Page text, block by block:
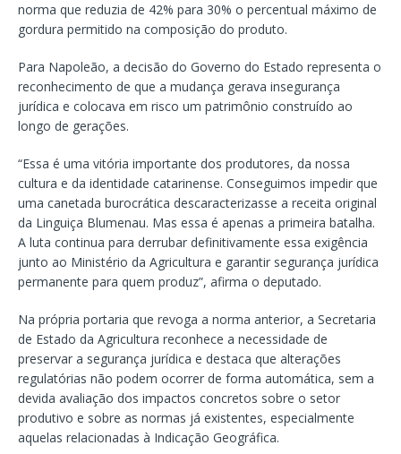
norma que reduzia de 42% para 30% o percentual máximo de
gordura permitido na composição do produto.
Para Napoleão, a decisão do Governo do Estado representa o
reconhecimento de que a mudança gerava insegurança
jurídica e colocava em risco um patrimônio construído ao
longo de gerações.
“Essa é uma vitória importante dos produtores, da nossa
cultura e da identidade catarinense. Conseguimos impedir que
uma canetada burocrática descaracterizasse a receita original
da Linguiça Blumenau. Mas essa é apenas a primeira batalha.
A luta continua para derrubar definitivamente essa exigência
junto ao Ministério da Agricultura e garantir segurança jurídica
permanente para quem produz”, afirma o deputado.
Na própria portaria que revoga a norma anterior, a Secretaria
de Estado da Agricultura reconhece a necessidade de
preservar a segurança jurídica e destaca que alterações
regulatórias não podem ocorrer de forma automática, sem a
devida avaliação dos impactos concretos sobre o setor
produtivo e sobre as normas já existentes, especialmente
aquelas relacionadas à Indicação Geográfica.